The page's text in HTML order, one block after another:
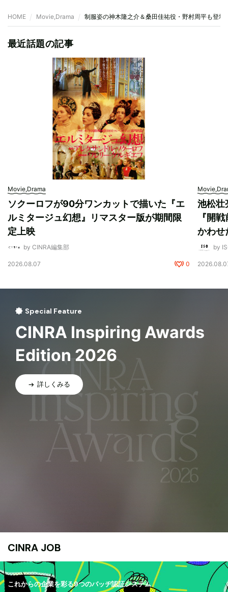
HOME Movie,Drama 制服姿の神木隆之介＆桑田佳祐役・野村周平も登
最近話題の記事
Movie,Drama
ソクーロフが90分ワンカットで描いた『エ
ルミタージュ幻想』リマスター版が期間限
定上映
by CINRA編集部
2026.08.07 0
池松壮
『開
かわせ
by
Special Feature
CINRA Inspiring Awards
Edition 2026
詳しくみる
CINRA JOB
これからの企業を彩る9つのバッヂ認証システム